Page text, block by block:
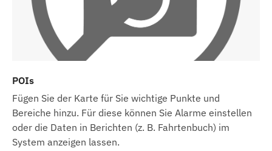
POIs
Fügen Sie der Karte für Sie wichtige Punkte und
Bereiche hinzu. Für diese können Sie Alarme einstellen
oder die Daten in Berichten (z. B. Fahrtenbuch) im
System anzeigen lassen.